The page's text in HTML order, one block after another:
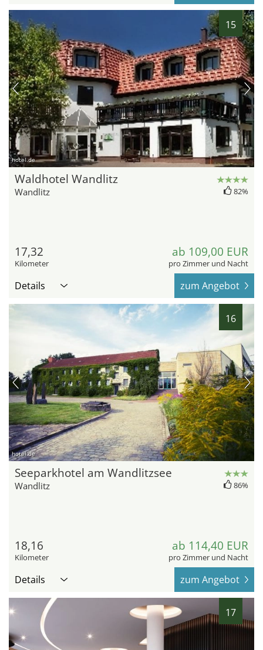
15
hotel.de
Waldhotel Wandlitz
Wandlitz 82%
17,32
Kilometer
ab 109,00 EUR
pro Zimmer und Nacht
Details zum Angebot
16
hotel.de
Seeparkhotel am Wandlitzsee
Wandlitz 86%
18,16
Kilometer
ab 114,40 EUR
pro Zimmer und Nacht
Details zum Angebot
17